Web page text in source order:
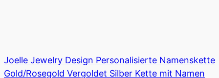
Joelle Jewelry Design Personalisierte Namenskette
Gold/Rosegold Vergoldet Silber Kette mit Namen